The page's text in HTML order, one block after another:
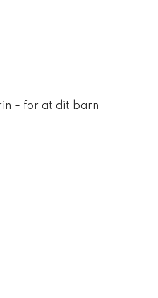
– for at dit barn